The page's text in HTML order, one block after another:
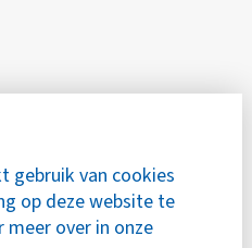
gebruik van cookies
op deze website te
meer over in onze